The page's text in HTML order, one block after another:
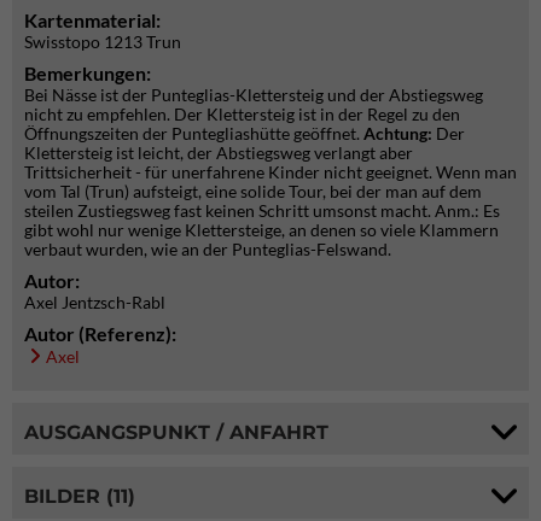
Kartenmaterial:
Swisstopo 1213 Trun
Bemerkungen:
Bei Nässe ist der Punteglias-Klettersteig und der Abstiegsweg
nicht zu empfehlen. Der Klettersteig ist in der Regel zu den
Öffnungszeiten der Puntegliashütte geöffnet. Achtung: Der
Klettersteig ist leicht, der Abstiegsweg verlangt aber
Trittsicherheit - für unerfahrene Kinder nicht geeignet. Wenn man
vom Tal (Trun) aufsteigt, eine solide Tour, bei der man auf dem
steilen Zustiegsweg fast keinen Schritt umsonst macht. Anm.: Es
gibt wohl nur wenige Klettersteige, an denen so viele Klammern
verbaut wurden, wie an der Punteglias-Felswand.
Autor:
Axel Jentzsch-Rabl
Autor (Referenz):
Axel
AUSGANGSPUNKT / ANFAHRT
BILDER (11)